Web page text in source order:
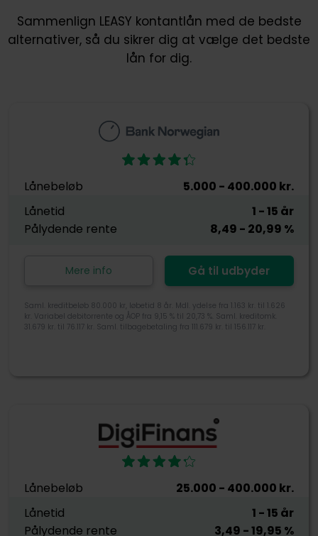
Sammenlign LEASY kontantlån med de bedste
alternativer, så du sikrer dig at vælge det bedste
lån for dig.
Lånebeløb 5.000 - 400.000 kr.
Lånetid
1 - 15 år
Pålydende rente
8,49 - 20,99 %
Mere info Gå til udbyder
Saml. kreditbeløb 80.000 kr, løbetid 8 år. Mdl. ydelse fra 1.163 kr. til 1.626
kr. Variabel debitorrente og ÅOP fra 9,15 % til 20,73 %. Saml. kreditomk.
31.679 kr. til 76.117 kr. Saml. tilbagebetaling fra 111.679 kr. til 156.117 kr.
Lånebeløb 25.000 - 400.000 kr.
Lånetid
1 - 15 år
Pålydende rente
3,49 - 19,95 %